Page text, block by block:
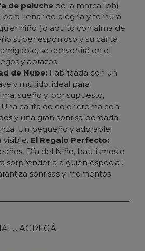
de peluche de la marca "phi
para llenar de alegría y ternura
niño (¡o adulto con alma de
súper esponjoso y su carita
se convertirá en el
y abrazos
de Nube: Fabricada con un
y mullido, ideal para
sueño y, por supuesto,
Una carita de color crema con
y una gran sonrisa bordada
Un pequeño y adorable
visible. El Regalo Perfecto:
Día del Niño, bautismos o
sorprender a alguien especial.
sonrisas y momentos
AGREGÁ